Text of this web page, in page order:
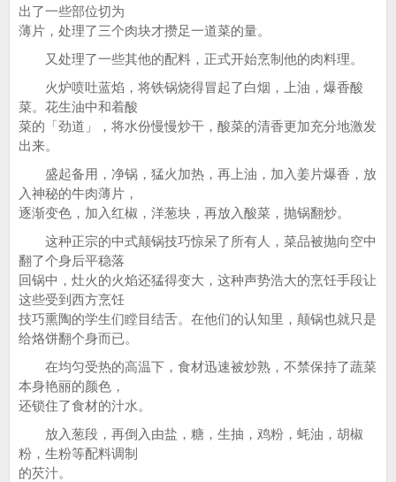
出了一些部位切为
薄片，处理了三个肉块才攒足一道菜的量。
又处理了一些其他的配料，正式开始烹制他的肉料理。
火炉喷吐蓝焰，将铁锅烧得冒起了白烟，上油，爆香酸
菜。花生油中和着酸
菜的「劲道」，将水份慢慢炒干，酸菜的清香更加充分地激发
出来。
盛起备用，净锅，猛火加热，再上油，加入姜片爆香，放
入神秘的牛肉薄片，
逐渐变色，加入红椒，洋葱块，再放入酸菜，抛锅翻炒。
这种正宗的中式颠锅技巧惊呆了所有人，菜品被抛向空中
翻了个身后平稳落
回锅中，灶火的火焰还猛得变大，这种声势浩大的烹饪手段让
这些受到西方烹饪
技巧熏陶的学生们瞠目结舌。在他们的认知里，颠锅也就只是
给烙饼翻个身而已。
在均匀受热的高温下，食材迅速被炒熟，不禁保持了蔬菜
本身艳丽的颜色，
还锁住了食材的汁水。
放入葱段，再倒入由盐，糖，生抽，鸡粉，蚝油，胡椒
粉，生粉等配料调制
的芡汁。